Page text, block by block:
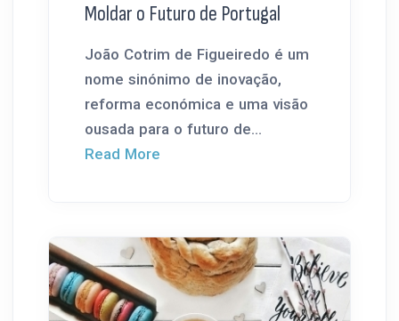
Moldar o Futuro de Portugal
João Cotrim de Figueiredo é um
nome sinónimo de inovação,
reforma económica e uma visão
ousada para o futuro de...
Read More